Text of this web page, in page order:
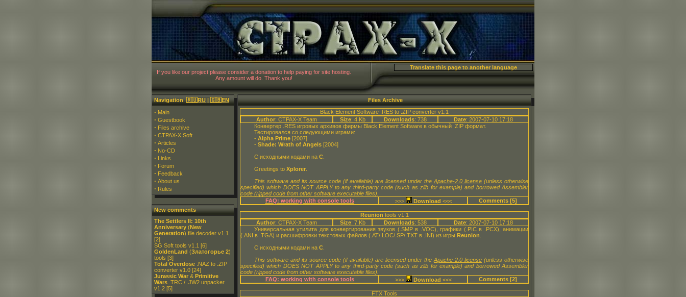
CTPAX-X
If you like our project please consider a donation to help paying for site hosting.
Any amount will do. Thank you!
Navigation🇷🇺RU | 🇬🇧EN
· Main
· Guestbook
· Files archive
· CTPAX-X Soft
· Articles
· No-CD
· Links
· Forum
· Feedback
· About us
· Rules
New comments
The Settlers II: 10th
Anniversary (New
Generation) file decoder v1.1
[2]
SG Soft tools v1.1 [6]
GoldenLand (Златогорье 2)
tools [3]
Total Overdose .NAZ to .ZIP
converter v1.0 [24]
Jurassic War & Primitive
Wars .TRC / .JW2 unpacker
v1.2 [5]
Files Archive
Black Element Software .RES to .ZIP converter v1.1
Author: CTPAX-X Team Size: 4 Kb Downloads: 738 Date: 2007-07-10 17:18
Конвертер .RES игровых архивов фирмы Black Element Software в обычный .ZIP формат.
Тестировался со следующими играми:
- Alpha Prime[2007]
- Shade: Wrath of Angels[2004]
С исходными кодами на C.
Greetings to Xplorer.
This software and its source code (if available) are licensed under the Apache-2.0 license(unless otherwise
specified) which DOES NOT APPLY to any third-party code (such as zlib for example) and borrowed Assembler
code (ripped code from other software executable files).
FAQ: working with console tools
>>> <<< Comments [5]
Reunion tools v1.1
Author: CTPAX-X Team Size: 7 Kb Downloads: 538 Date: 2007-07-10 17:18
Универсальная утилита для конвертирования звуков (.SMP в .VOC), графики (.PIC в .PCX), анимации
(.ANI в .TGA) и расшифровки текстовых файлов (.AT/.LOC/.SP/.TXT в .INI) из игры Reunion
С исходными кодами на C.
This software and its source code (if available) are licensed under the Apache-2.0 license(unless otherwise
specified) which DOES NOT APPLY to any third-party code (such as zlib for example) and borrowed Assembler
code (ripped code from other software executable files).
FAQ: working with console tools
>>> <<< Comments [2]
FTX Tools